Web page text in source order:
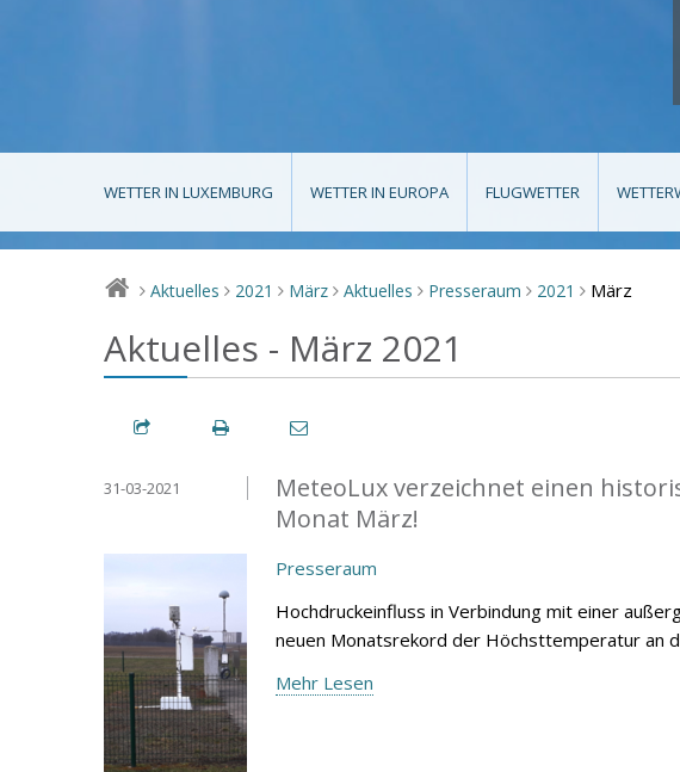
WETTER IN LUXEMBURG WETTER IN EUROPA FLUGWETTER
> Aktuelles > 2021 > März > Aktuelles > Presseraum > 2021 > März
Aktuelles - März 2021
MeteoLux verzeichnet einen
Monat März!
31-03-2021
Presseraum
Hochdruckeinfluss in Verbindung mit einer
neuen Monatsrekord der Höchsttemperatur an
Mehr Lesen